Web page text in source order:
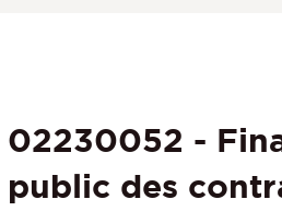
02230052 -
public des